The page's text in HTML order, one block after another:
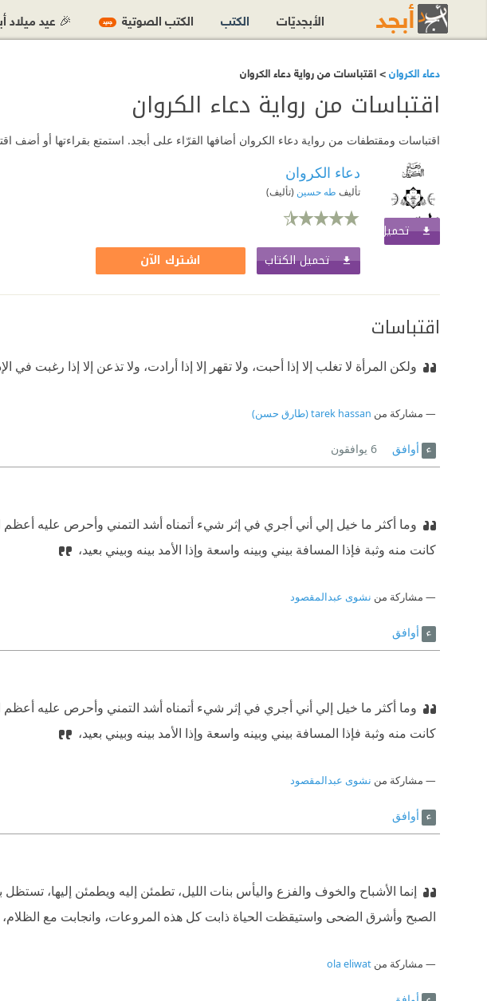
دعاء الكروان> اقتباسات من رواية دعاء الكروان
اقتباسات من رواية دعاء الكروان
اقتباسات ومقتطفات من رواية دعاء الكروان أضافها القرّاء على أبجد. استمتع بقراءتها أو أضف
تحميل الكتاب اشترك الآن
دعاء الكروان
تأليف طه حسين (تأليف)
تحميل الكتاب اشترك الآن
اقتباسات
ولكن المرأة لا تغلب إلا إذا أحبت، ولا تقهر إلا إذا أرادت، ولا تذعن إلا إذا رغبت في
مشاركة من tarek hassan (طارق حسن)
أوافق 6 يوافقون
وما أكثر ما خيل إلي أني أجري في إثر شيء أتمناه أشد التمني وأحرص عليه
كانت منه وثبة فإذا المسافة بيني وبينه واسعة وإذا الأمد بينه وبيني بعيد،
مشاركة من نشوى عبدالمقصود
أوافق
وما أكثر ما خيل إلي أني أجري في إثر شيء أتمناه أشد التمني وأحرص عليه
كانت منه وثبة فإذا المسافة بيني وبينه واسعة وإذا الأمد بينه وبيني بعيد،
مشاركة من نشوى عبدالمقصود
أوافق
إنما الأشباح والخوف والفزع واليأس بنات الليل، تطمئن إليه ويطمئن إليها،
الصبح وأشرق الضحى واستيقظت الحياة ذابت كل هذه المروعات، وانجابت مع
مشاركة منola eliwat
الأبجديّات الكتب الكتب الصوتية جديد 🎉 عيد ميلاد